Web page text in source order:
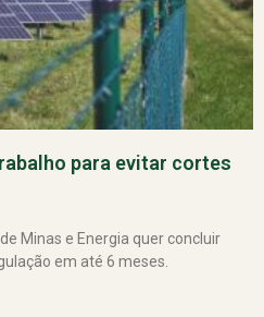
para evitar cortes
Minas e Energia quer concluir
em até 6 meses.